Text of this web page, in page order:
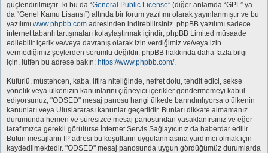
güçlendirilmiştir -ki bu da “General Public License” (diğer anlamda “GPL” ya
da “Genel Kamu Lisansı”) altında bir forum yazılımı olarak yayınlanmıştır ve bu
yazılımı www.phpbb.com adresinden indirebilirsiniz. phpBB yazılımı sadece
internet tabanlı tartışmaları kolaylaştırmak içindir; phpBB Limited müsaade
edilebilir içerik ve/veya davranış olarak izin verdiğimiz ve/veya izin
vermediğimiz şeylerden sorumlu değildir. phpBB hakkında daha fazla bilgi
için, lütfen bu adrese bakın: https://www.phpbb.com/.
Küfürlü, müstehcen, kaba, iftira niteliğinde, nefret dolu, tehdit edici, sekse
yönelik veya ülkenizin kanunlarını çiğneyici içerikler göndermemeyi kabul
ediyorsunuz, "ODSED" mesaj panosu hangi ülkede barındırılıyorsa o ülkenin
kanunları veya Uluslararası kanunlar geçerlidir. Bunları dikkate almamanız
durumunda hemen ve süresizce mesaj panosundan yasaklanırsınız ve eğer
tarafımızca gerekli görülürse İnternet Servis Sağlayıcınız da haberdar edilir.
Bütün mesajların IP adresi bu koşulların uygulanmasına yardımcı olmak için
kaydedilmektedir. "ODSED" mesaj panosunda uygun gördüğümüz durumlarda